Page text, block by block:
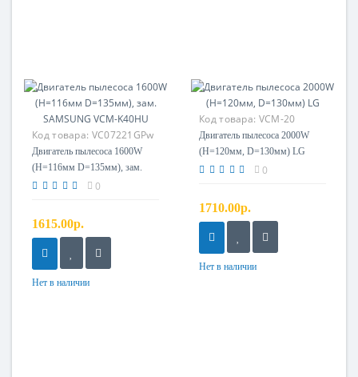
Код товара: VC07221GPw
Двигатель пылесоса 1600W
(H=116мм D=135мм), зам.
SAMSUNG VCM-K40HU
0
1615.00р.
Нет в наличии
Код товара: VCM-20
Двигатель пылесоса 2000W
(H=120мм, D=130мм) LG
0
1710.00р.
Нет в наличии